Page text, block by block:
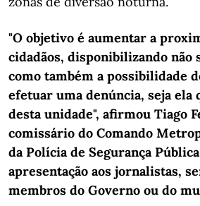
"O objetivo é aumentar a
cidadãos, disponibilizando não
como também a possibilidade
efetuar uma denúncia, seja ela
desta unidade", afirmou Tiago
comissário do Comando
da Polícia de Segurança
apresentação aos jornalistas,
membros do Governo ou do